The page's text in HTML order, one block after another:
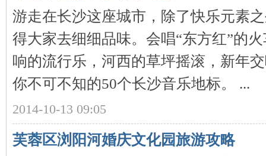
游走在长沙这座城市，除了快乐元素
得大家去细细品味。会唱“东方红”的
响的流行乐，河西的草坪摇滚，新年
你不可不知的50个长沙音乐地标。 ...
2014-10-13 09:05
芙蓉区浏阳河婚庆文化园旅游攻略